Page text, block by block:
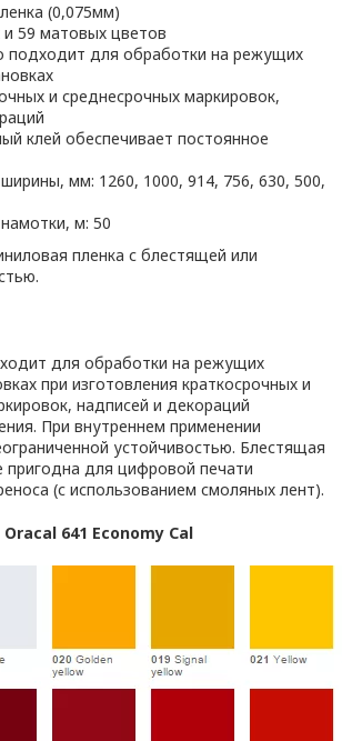
(0,075мм)
59 матовых цветов
подходит для обработки на режущих
и среднесрочных маркировок,
клей обеспечивает постоянное
мм: 1260, 1000, 914, 756, 630, 500,
м: 50
пленка с блестящей или
для обработки на режущих
при изготовления краткосрочных и
надписей и декораций
При внутреннем применении
устойчивостью. Блестящая
пригодна для цифровой печати
(с использованием смоляных лент).
641 Economy Cal